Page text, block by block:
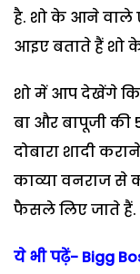
है. शो के आने वाले
आइए बताते हैं शो
शो में आप देखेंगे
बा और बापूजी की
दोबारा शादी
काव्या वनराज से
फैसले लिए जाते हैं.
ये भी पढ़ें- Bigg